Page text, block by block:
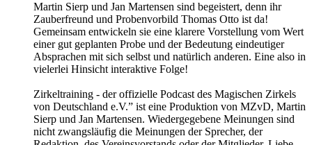
Martin Sierp und Jan Martensen sind begeistert, denn ihr
Zauberfreund und Probenvorbild Thomas Otto ist da!
Gemeinsam entwickeln sie eine klarere Vorstellung vom Wert
einer gut geplanten Probe und der Bedeutung eindeutiger
Absprachen mit sich selbst und natürlich anderen. Eine also in
vielerlei Hinsicht interaktive Folge!
Zirkeltraining - der offizielle Podcast des Magischen Zirkels
von Deutschland e.V.” ist eine Produktion von MZvD, Martin
Sierp und Jan Martensen. Wiedergegebene Meinungen sind
nicht zwangsläufig die Meinungen der Sprecher, der